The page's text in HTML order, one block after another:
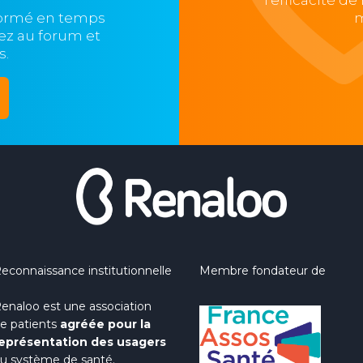
en temps
au forum et
institutionnelle
est une association
patients agréée pour la
des usagers
système de santé.
Membre fondateur de